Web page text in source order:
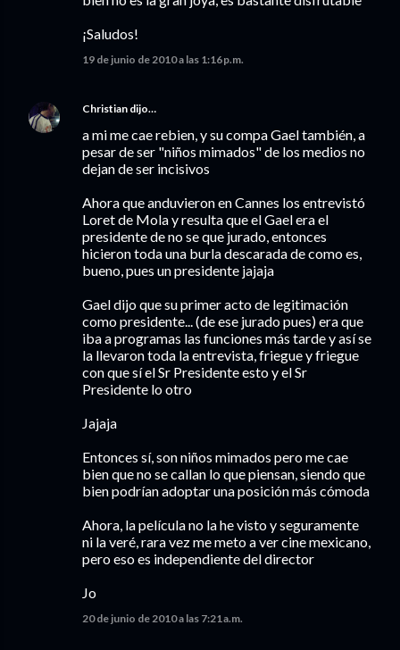
¡Saludos!
19 de junio de 2010 a las 1:16 p.m.
Christian dijo…
a mi me cae rebien, y su compa Gael también, a
pesar de ser "niños mimados" de los medios no
dejan de ser incisivos
Ahora que anduvieron en Cannes los entrevistó
Loret de Mola y resulta que el Gael era el
presidente de no se que jurado, entonces
hicieron toda una burla descarada de como es,
bueno, pues un presidente jajaja
Gael dijo que su primer acto de legitimación
como presidente... (de ese jurado pues) era que
iba a programas las funciones más tarde y así se
la llevaron toda la entrevista, friegue y friegue
con que sí el Sr Presidente esto y el Sr
Presidente lo otro
Jajaja
Entonces sí, son niños mimados pero me cae
bien que no se callan lo que piensan, siendo que
bien podrían adoptar una posición más cómoda
Ahora, la película no la he visto y seguramente
ni la veré, rara vez me meto a ver cine mexicano,
pero eso es independiente del director
Jo
20 de junio de 2010 a las 7:21 a.m.